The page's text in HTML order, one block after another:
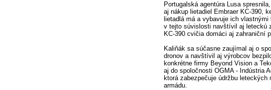
Portugalská agentúra Lusa
aj nákup lietadiel Embraer KC-390,
lietadlá má a vybavuje ich
v tejto súvislosti navštívil aj leteckú
KC-390 cvičia domáci aj zahraniční
Kaliňák sa súčasne zaujímal aj o
dronov a navštívil aj výrobcov
konkrétne firmy Beyond Vision a
aj do spoločnosti OGMA - Indústria
ktorá zabezpečuje údržbu leteckých
armádu.